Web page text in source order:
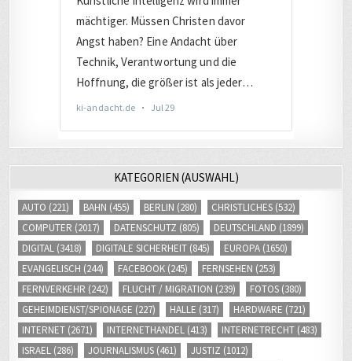
AUTO(221) BAHN(455) BERLIN(280) CHRISTLICHES(532)
COMPUTER
(2017) DATENSCHUTZ (805) DEUTSCHLAND(1899)
DIGITAL (3418) DIGITALE SICHERHEIT(845) EUROPA(1650)
EVANGELISCH (244) FACEBOOK(245) FERNSEHEN(253)
FERNVERKEHR(242) FLUCHT / MIGRATION(239) FOTOS
GEHEIMDIENST/SPIONAGE(227) HALLE (317) HARDWARE(721)
INTERNET(2671) INTERNETHANDEL(413) INTERNETRECHT(483)
ISRAEL(286) JOURNALISMUS(461) JUSTIZ
(1012)
KOMMENTAR
(313) LATEINAMERIKA (523) LEIPZIG